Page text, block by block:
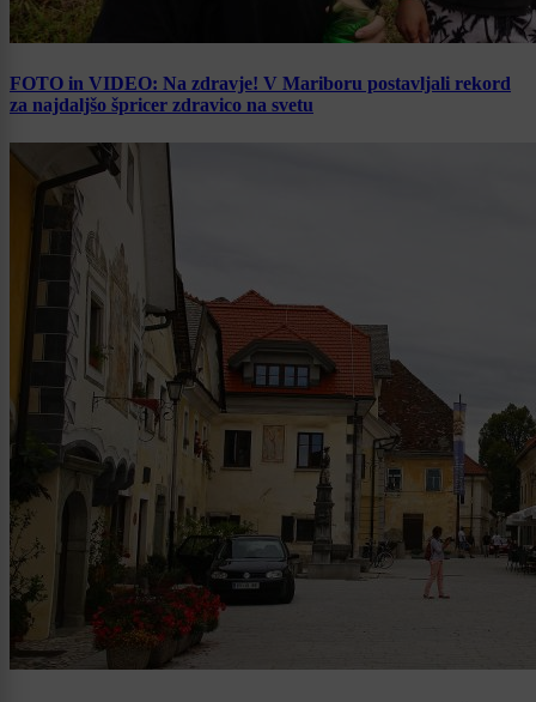
FOTO in VIDEO: Na zdravje! V Mariboru postavljali rekord
za najdaljšo špricer zdravico na svetu